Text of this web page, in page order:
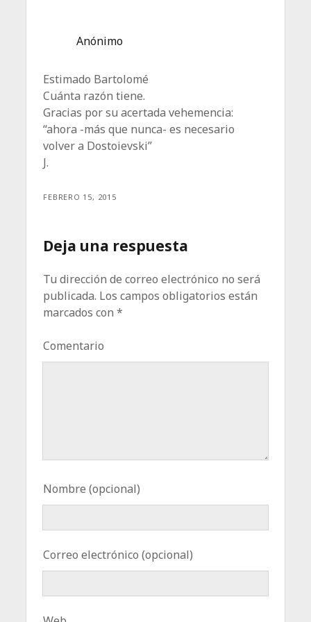
Anónimo
Estimado Bartolomé
Cuánta razón tiene.
Gracias por su acertada vehemencia:
“ahora -más que nunca- es necesario
volver a Dostoievski”
J.
FEBRERO 15, 2015
Deja una respuesta
Tu dirección de correo electrónico no será
publicada. Los campos obligatorios están
marcados con*
Comentario
Nombre (opcional)
Correo electrónico (opcional)